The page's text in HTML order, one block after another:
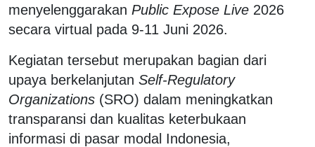
menyelenggarakan Public Expose Live 2026
secara virtual pada 9-11 Juni 2026.
Kegiatan tersebut merupakan bagian dari
upaya berkelanjutan Self-Regulatory
Organizations (SRO) dalam meningkatkan
transparansi dan kualitas keterbukaan
informasi di pasar modal Indonesia,